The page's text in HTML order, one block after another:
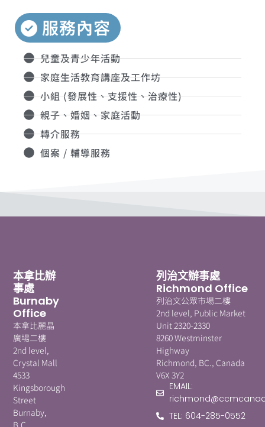
服務內容
兒童及青少年活動
家庭生活教育講座及工作坊
小組 (發展性、支援性、治療性)
親子、婚姻、家庭活動
轉介服務
個案 / 輔導服務
本拿比辦
事處
Burnaby
Office
本拿比麗晶
廣場二樓
2nd level,
Crystal Mall
4533
Kingsborough
Street
Burnaby,
B.C.,
列治文辦事處
Richmond Office
列治文公眾市場二樓
2nd level, Public Market
Unit 2320-2330
8260 Westminster
Highway
Richmond, BC., Canada
V6X 3Y2
EMAIL:
TEL: 604-285-0552